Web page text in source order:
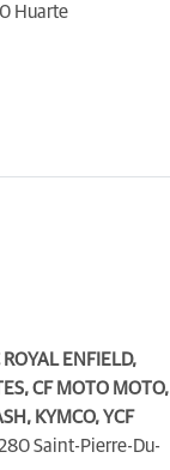
Huarte
ENFIELD,
CF MOTO MOTO,
KYMCO, YCF
Saint-Pierre-Du-